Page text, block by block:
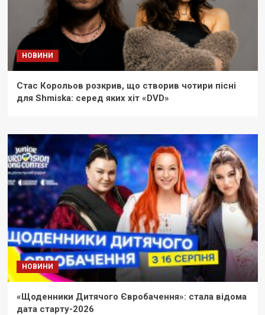
НОВИНИ
Стас Корольов розкрив, що створив чотири пісні
для Shmiska: серед яких хіт «DVD»
НОВИНИ
«Щоденники Дитячого Євробачення»: стала відома
дата старту-2026